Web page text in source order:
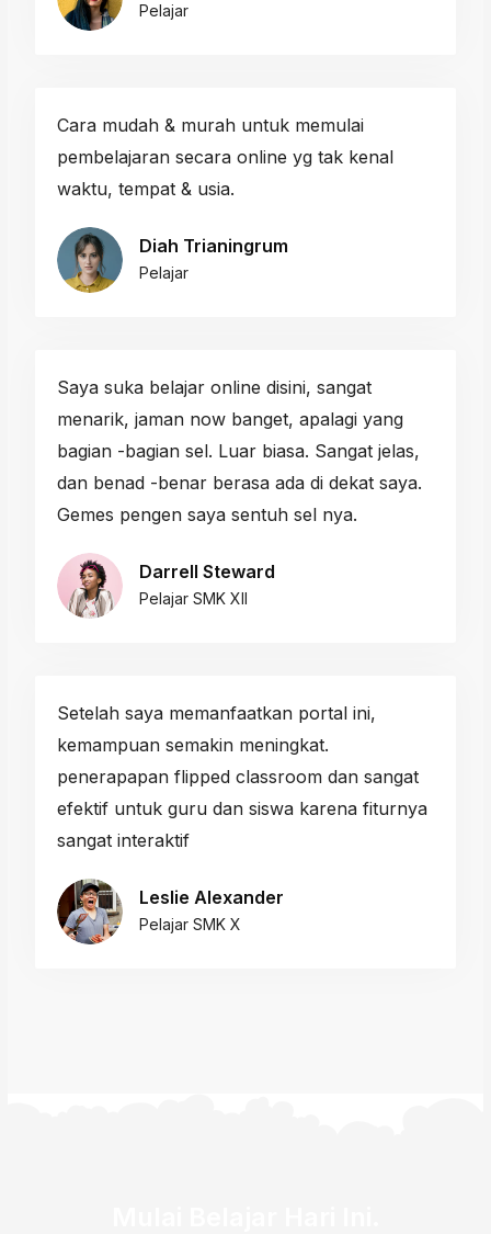
Pelajar
Cara mudah & murah untuk memulai
pembelajaran secara online yg tak kenal
waktu, tempat & usia.
Diah Trianingrum
Pelajar
Saya suka belajar online disini, sangat
menarik, jaman now banget, apalagi yang
bagian -bagian sel. Luar biasa. Sangat jelas,
dan benad -benar berasa ada di dekat saya.
Gemes pengen saya sentuh sel nya.
Darrell Steward
Pelajar SMK XII
Setelah saya memanfaatkan portal ini,
kemampuan semakin meningkat.
penerapapan flipped classroom dan sangat
efektif untuk guru dan siswa karena fiturnya
sangat interaktif
Leslie Alexander
Pelajar SMK X